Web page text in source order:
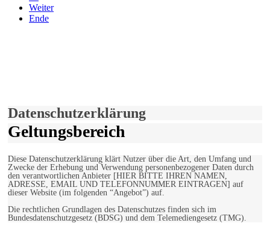
Weiter
Ende
Datenschutzerklärung
Geltungsbereich
Diese Datenschutzerklärung klärt Nutzer über die Art, den Umfang und
Zwecke der Erhebung und Verwendung personenbezogener Daten durch
den verantwortlichen Anbieter [HIER BITTE IHREN NAMEN,
ADRESSE, EMAIL UND TELEFONNUMMER EINTRAGEN] auf
dieser Website (im folgenden “Angebot”) auf.
Die rechtlichen Grundlagen des Datenschutzes finden sich im
Bundesdatenschutzgesetz (BDSG) und dem Telemediengesetz (TMG).